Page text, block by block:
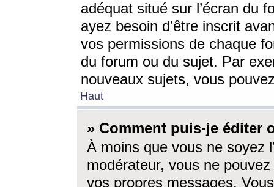
adéquat situé sur l’écran du
ayez besoin d’être inscrit
vos permissions de chaque
du forum ou du sujet. Par
nouveaux sujets, vous
Haut
» Comment puis-je éditer
À moins que vous ne soyez
modérateur, vous ne
vos propres messages.